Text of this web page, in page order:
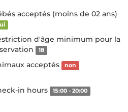
acceptés (moins de 02 ans)
d'âge minimum pour la
18
acceptés non
in hours 15:00 - 20:00